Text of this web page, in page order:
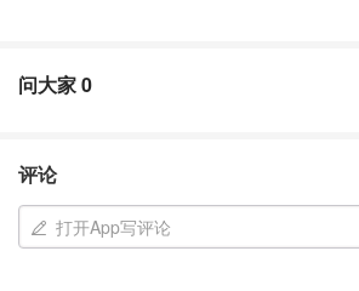
问大家0
评论
打开App写评论